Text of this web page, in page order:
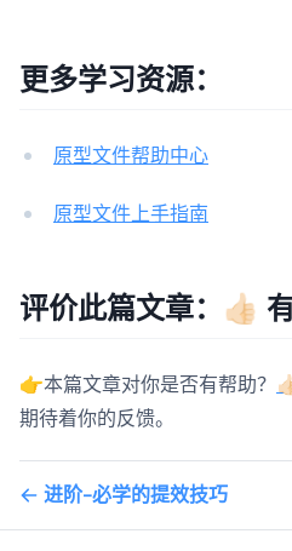
更多学习资源：
原型文件帮助中心
原型文件上手指南
评价此篇文章：👍🏻
👉本篇文章对你是否有帮助？
期待着你的反馈。
进阶-必学的提效技巧